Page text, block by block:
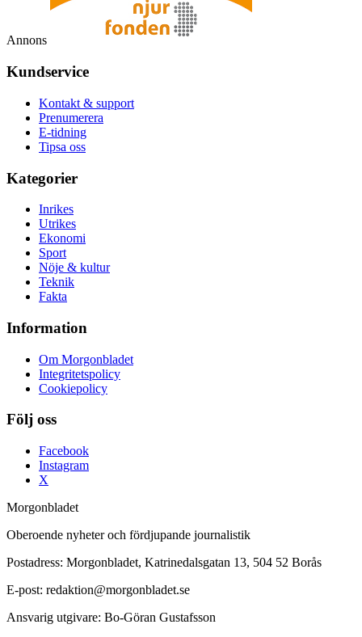
Annons
Kundservice
Kontakt & support
Prenumerera
E-tidning
Tipsa oss
Kategorier
Inrikes
Utrikes
Ekonomi
Sport
Nöje & kultur
Teknik
Fakta
Information
Om Morgonbladet
Integritetspolicy
Cookiepolicy
Följ oss
Facebook
Instagram
X
Morgonbladet
Oberoende nyheter och fördjupande journalistik
Postadress: Morgonbladet, Katrinedalsgatan 13, 504 52 Borås
E-post: redaktion@morgonbladet.se
Ansvarig utgivare: Bo-Göran Gustafsson